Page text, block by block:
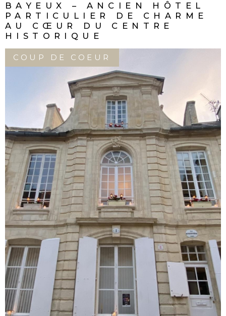
COUP DE CŒUR : MAISON
LUMINEUSE AVEC VUE
ET TERRASSE DE 40 M²
SOUS-COMPROMIS
COUP DE COEUR
GRANDCAMP-MAISY (14450)
422 000 €
Rare à la vente ! Située sur la commune de
Maisy, à proximité immédiate des commerces,
découvrez cette maison aux volumes généreux et à la
vue exceptionnelle sur la mer et les marais.Au...
VOIR LE BIEN